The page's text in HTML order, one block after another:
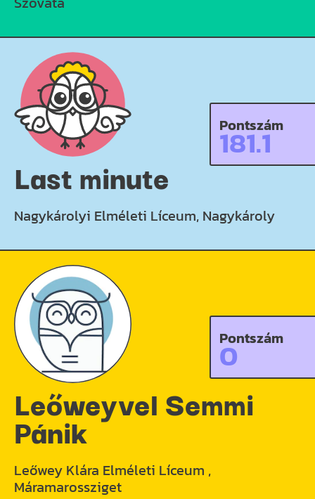
Last minute
Nagykárolyi Elméleti Líceum, Nagykároly
Pontszám
181.1
Leőweyvel Semmi
Pánik
Leőwey Klára Elméleti Líceum ,
Máramarossziget
Pontszám
0